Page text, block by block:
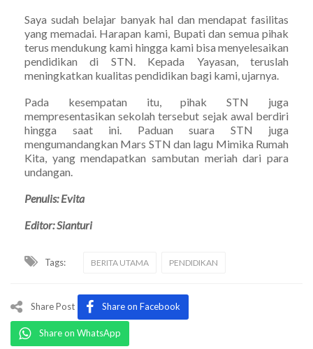
Saya sudah belajar banyak hal dan mendapat fasilitas
yang memadai. Harapan kami, Bupati dan semua pihak
terus mendukung kami hingga kami bisa menyelesaikan
pendidikan di STN. Kepada Yayasan, teruslah
meningkatkan kualitas pendidikan bagi kami, ujarnya.
Pada kesempatan itu, pihak STN juga
mempresentasikan sekolah tersebut sejak awal berdiri
hingga saat ini. Paduan suara STN juga
mengumandangkan Mars STN dan lagu Mimika Rumah
Kita, yang mendapatkan sambutan meriah dari para
undangan.
Penulis: Evita
Editor: Sianturi
Tags: BERITA UTAMA PENDIDIKAN
Share Post Share on Facebook
Share on WhatsApp